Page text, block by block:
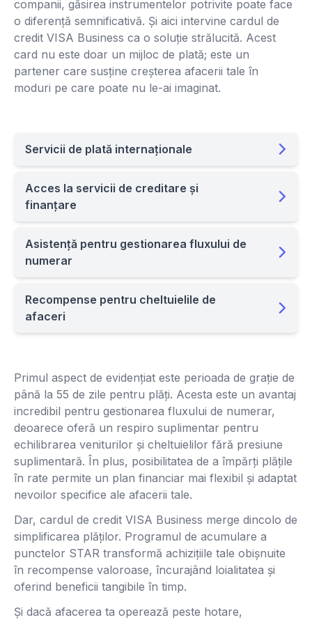
companii, găsirea instrumentelor potrivite poate face
o diferență semnificativă. Și aici intervine cardul de
credit VISA Business ca o soluție strălucită. Acest
card nu este doar un mijloc de plată; este un
partener care susține creșterea afacerii tale în
moduri pe care poate nu le-ai imaginat.
Servicii de plată internaționale
Acces la servicii de creditare și
finanțare
Asistență pentru gestionarea fluxului de
numerar
Recompense pentru cheltuielile de
afaceri
Primul aspect de evidențiat este perioada de grație de
până la 55 de zile pentru plăți. Acesta este un avantaj
incredibil pentru gestionarea fluxului de numerar,
deoarece oferă un respiro suplimentar pentru
echilibrarea veniturilor și cheltuielilor fără presiune
suplimentară. În plus, posibilitatea de a împărți plățile
în rate permite un plan financiar mai flexibil și adaptat
nevoilor specifice ale afacerii tale.
Dar, cardul de credit VISA Business merge dincolo de
simplificarea plăților. Programul de acumulare a
punctelor STAR transformă achizițiile tale obișnuite
în recompense valoroase, încurajând loialitatea și
oferind beneficii tangibile în timp.
Și dacă afacerea ta operează peste hotare,